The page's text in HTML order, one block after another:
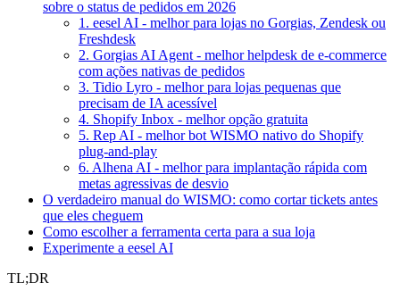
sobre o status de pedidos em 2026
1. eesel AI - melhor para lojas no Gorgias, Zendesk ou
Freshdesk
2. Gorgias AI Agent - melhor helpdesk de e-commerce
com ações nativas de pedidos
3. Tidio Lyro - melhor para lojas pequenas que
precisam de IA acessível
4. Shopify Inbox - melhor opção gratuita
5. Rep AI - melhor bot WISMO nativo do Shopify
plug-and-play
6. Alhena AI - melhor para implantação rápida com
metas agressivas de desvio
O verdadeiro manual do WISMO: como cortar tickets antes
que eles cheguem
Como escolher a ferramenta certa para a sua loja
Experimente a eesel AI
TL;DR